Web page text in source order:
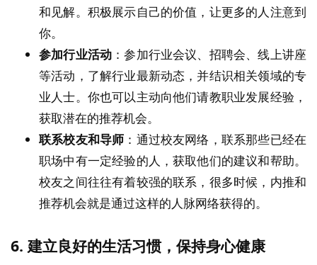
和见解。积极展示自己的价值，让更多的人注意到
你。
参加行业活动 ：参加行业会议、招聘会、线上讲座
等活动，了解行业最新动态，并结识相关领域的专
业人士。你也可以主动向他们请教职业发展经验，
获取潜在的推荐机会。
联系校友和导师 ：通过校友网络，联系那些已经在
职场中有一定经验的人，获取他们的建议和帮助。
校友之间往往有着较强的联系，很多时候，内推和
推荐机会就是通过这样的人脉网络获得的。
6. 建立良好的生活习惯，保持身心健康